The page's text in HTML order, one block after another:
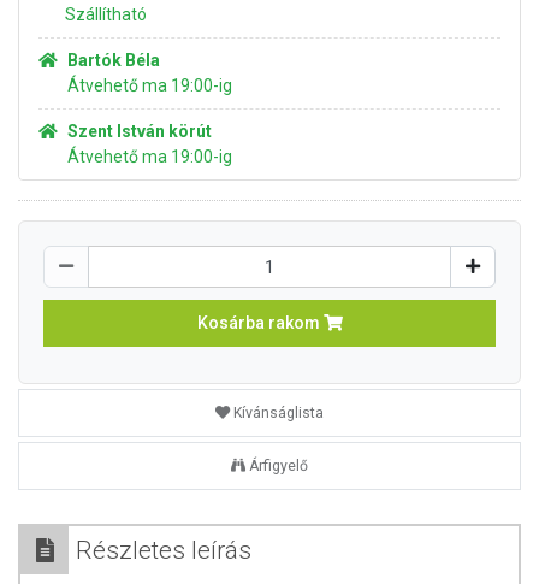
Szállítható
Bartók Béla
Átvehető ma 19:00-ig
Szent István körút
Átvehető ma 19:00-ig
Kosárba rakom
Kívánságlista
Árfigyelő
Részletes leírás